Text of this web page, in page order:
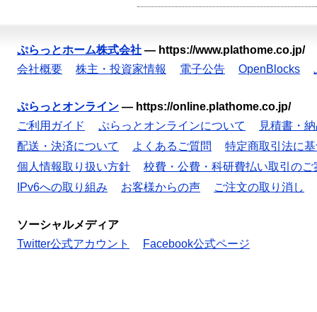
ぷらっとホーム株式会社 — https://www.plathome.co.jp/
会社概要
株主・投資家情報 電子公告 OpenBlocks
ぷらっとオンライン — https://online.plathome.co.jp/
ご利用ガイド
ぷらっとオンラインについて
見積書・
配送・決済について
よくあるご質問
特定商取引法に
個人情報取り扱い方針
校費・公費・科研費払い取引のご
IPv6への取り組み
お客様からの声 ご注文の取り消し
ソーシャルメディア
Twitter公式アカウント
Facebook公式ページ